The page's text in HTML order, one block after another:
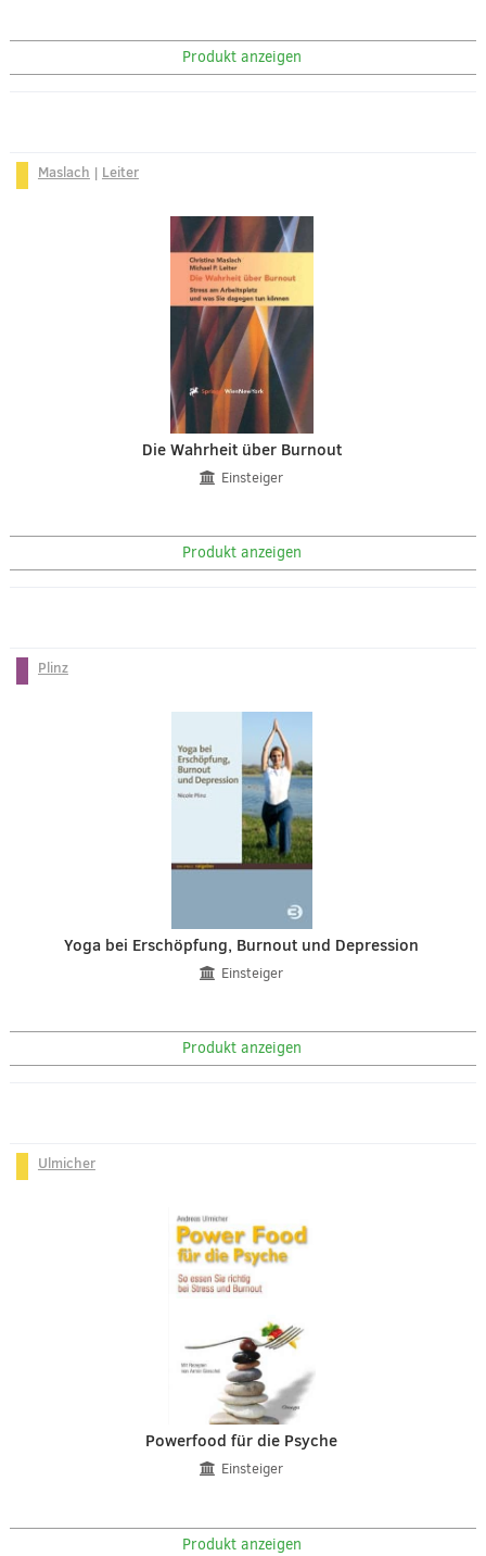
Produkt anzeigen
Maslach | Leiter
Die Wahrheit über Burnout
Einsteiger
Produkt anzeigen
Plinz
Yoga bei Erschöpfung, Burnout und Depression
Einsteiger
Produkt anzeigen
Ulmicher
Powerfood für die Psyche
Einsteiger
Produkt anzeigen